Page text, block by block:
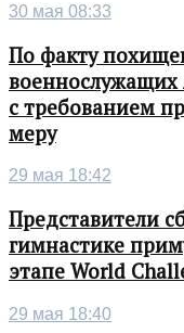
30 мая 08:33
По факту
с требованием
меру
29 мая 18:42
Представители
гимнастике
этапе World
29 мая 18:40